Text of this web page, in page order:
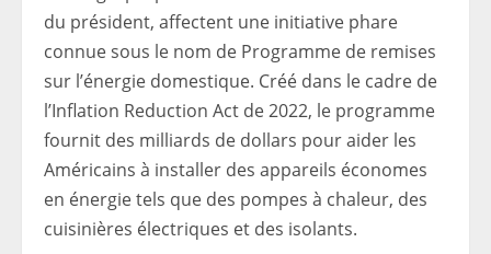
du président, affectent une initiative phare
connue sous le nom de Programme de remises
sur l’énergie domestique. Créé dans le cadre de
l’Inflation Reduction Act de 2022, le programme
fournit des milliards de dollars pour aider les
Américains à installer des appareils économes
en énergie tels que des pompes à chaleur, des
cuisinières électriques et des isolants.